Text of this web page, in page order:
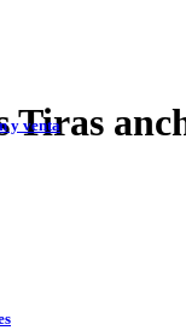
y venta
Tiras